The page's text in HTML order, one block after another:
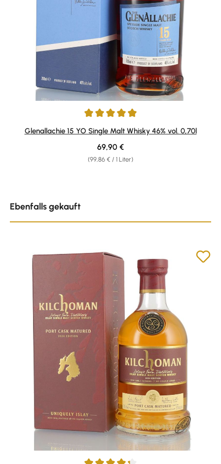
Durchschnittliche Bewertung von 4.9 von 5 Sternen
Glenallachie 15 YO Single Malt Whisky 46% vol. 0,70l
(99,86 € / 1 Liter)
Regulärer Preis:
69,90 €
Ebenfalls gekauft